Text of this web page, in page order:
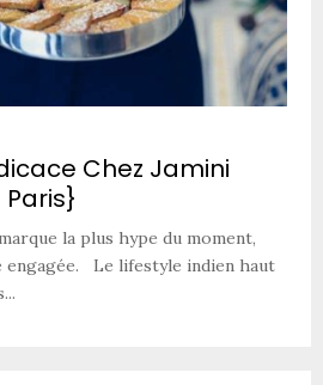
Chez Jamini
Paris}
la plus hype du moment,
engagée. Le lifestyle indien haut